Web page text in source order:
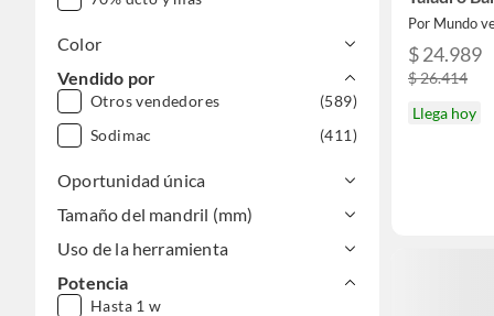
Color
Vendido por
Otros vendedores
(589)
Sodimac
(411)
Oportunidad única
Tamaño del mandril (mm)
Uso de la herramienta
Potencia
Hasta 1 w
Por Mundo
$ 24.989
$ 26.414
Llega hoy